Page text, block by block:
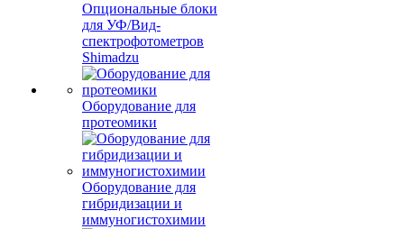
Опциональные блоки
для УФ/Вид-
спектрофотометров
Shimadzu
Оборудование для
протеомики
Оборудование для
гибридизации и
иммуногистохимии